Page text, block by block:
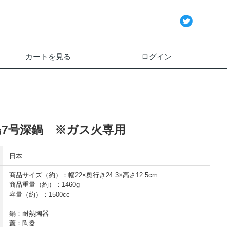
カートを見る ログイン
7号深鍋 ※ガス火専用
日本
商品サイズ（約）：幅22×奥行き24.3×高さ12.5cm
商品重量（約）：1460g
容量（約）：1500cc
鍋：耐熱陶器
蓋：陶器